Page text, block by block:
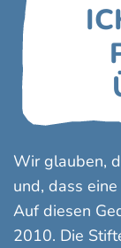
Wir glauben,
und, dass
Auf diesen
2010. Die